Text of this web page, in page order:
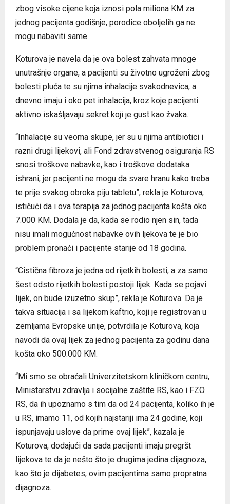
zbog visoke cijene koja iznosi pola miliona KM za
jednog pacijenta godišnje, porodice oboljelih ga ne
mogu nabaviti same.
Koturova je navela da je ova bolest zahvata mnoge
unutrašnje organe, a pacijenti su životno ugroženi zbog
bolesti pluća te su njima inhalacije svakodnevica, a
dnevno imaju i oko pet inhalacija, kroz koje pacijenti
aktivno iskašljavaju sekret koji je gust kao žvaka.
“Inhalacije su veoma skupe, jer su u njima antibiotici i
razni drugi lijekovi, ali Fond zdravstvenog osiguranja RS
snosi troškove nabavke, kao i troškove dodataka
ishrani, jer pacijenti ne mogu da svare hranu kako treba
te prije svakog obroka piju tabletu”, rekla je Koturova,
ističući da i ova terapija za jednog pacijenta košta oko
7.000 KM. Dodala je da, kada se rodio njen sin, tada
nisu imali mogućnost nabavke ovih ljekova te je bio
problem pronaći i pacijente starije od 18 godina.
“Cistična fibroza je jedna od rijetkih bolesti, a za samo
šest odsto rijetkih bolesti postoji lijek. Kada se pojavi
lijek, on bude izuzetno skup”, rekla je Koturova. Da je
takva situacija i sa lijekom kaftrio, koji je registrovan u
zemljama Evropske unije, potvrdila je Koturova, koja
navodi da ovaj lijek za jednog pacijenta za godinu dana
košta oko 500.000 KM.
“Mi smo se obraćali Univerzitetskom kliničkom centru,
Ministarstvu zdravlja i socijalne zaštite RS, kao i FZO
RS, da ih upoznamo s tim da od 24 pacijenta, koliko ih je
u RS, imamo 11, od kojih najstariji ima 24 godine, koji
ispunjavaju uslove da prime ovaj lijek”, kazala je
Koturova, dodajući da sada pacijenti imaju pregršt
lijekova te da je nešto što je drugima jedina dijagnoza,
kao što je dijabetes, ovim pacijentima samo propratna
dijagnoza.